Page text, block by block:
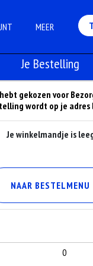
MEER
gekozen voor
wordt op je adres
Je winkelmandje is
NAAR BESTELMENU
0
Je Bestelling